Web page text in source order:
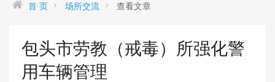
首 页 场所交流 查看文章
包头市劳教（戒毒）所强化警
用车辆管理